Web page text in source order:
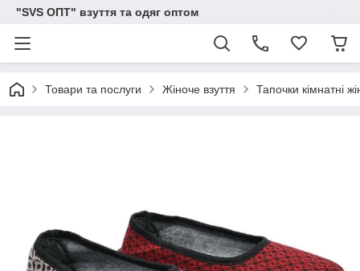
"SVS ОПТ" взуття та одяг оптом
Товари та послуги Жіноче взуття Тапочки кімнатні